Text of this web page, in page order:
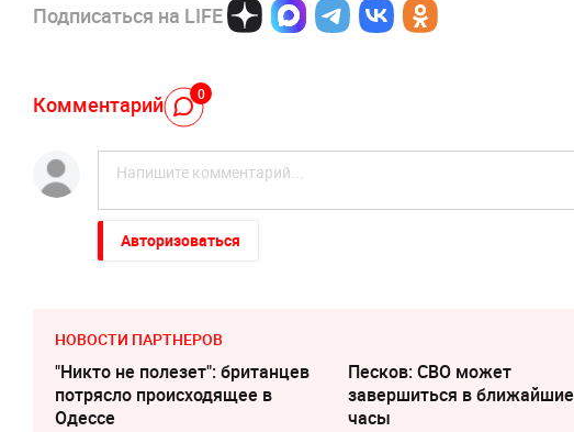
Подписаться на LIFE
Комментарий 0
Авторизоваться
НОВОСТИ ПАРТНЕРОВ
"Никто не полезет": британцев
потрясло происходящее в
Одессе
Песков: СВО может
завершиться в ближайшие
часы